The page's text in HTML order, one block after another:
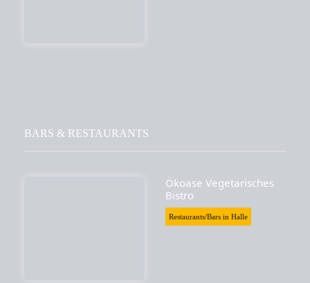
BARS & RESTAURANTS
Ökoase Vegetarisches
Bistro
Restaurants/Bars in Halle